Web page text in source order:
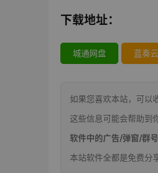
下载地址：
城通网盘 蓝奏云
如果您喜欢本站，可以
这些信息可能会帮助到你
软件中的广告/弹窗/群
本站软件全都是免费分